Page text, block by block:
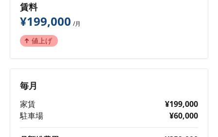
賃料
¥199,000 /月
値上げ
毎月
家賃
¥199,000
駐車場
¥60,000